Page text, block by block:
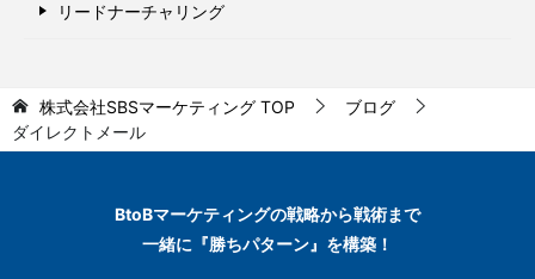
リードナーチャリング
株式会社SBSマーケティング TOP
ブログ
ダイレクトメール
BtoBマーケティングの戦略から戦術まで
一緒に『勝ちパターン』を構築！